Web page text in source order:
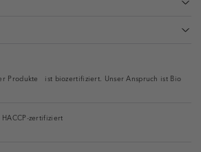
Produkte ist biozertifiziert. Unser Anspruch ist Bio
zertifiziert